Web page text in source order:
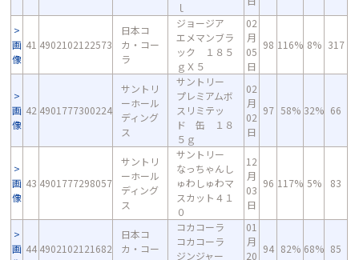
ｌ
画
像
41 4902102122573
日本コ
カ・コー
ラ
ジョージア
エメマンブラ
ック １８５
ｇＸ５
02
月
05
日
98 116% 8% 317
画
像
42 4901777300224
サントリ
ーホール
ディング
ス
サントリー
プレミアムボ
スリミテッ
ド 缶 １８
５ｇ
02
月
02
日
97 58% 32% 66
画
像
43 4901777298057
サントリ
ーホール
ディング
ス
サントリー
なっちゃんし
ゅわしゅわマ
スカット４１
０
12
月
03
日
96 117% 5% 83
画 44 4902102121682
日本コ
カ・コー
コカコーラ
コカコーラ
ジンジャー
01
月
20
94 82% 68% 85